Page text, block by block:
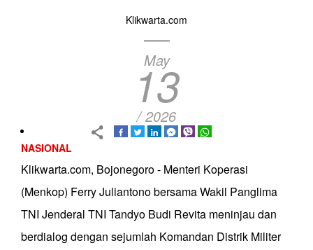
Klikwarta.com
May
13
/ 2026
NASIONAL
Klikwarta.com, Bojonegoro - Menteri Koperasi
(Menkop) Ferry Juliantono bersama Wakil Panglima
TNI Jenderal TNI Tandyo Budi Revita meninjau dan
berdialog dengan sejumlah Komandan Distrik Militer